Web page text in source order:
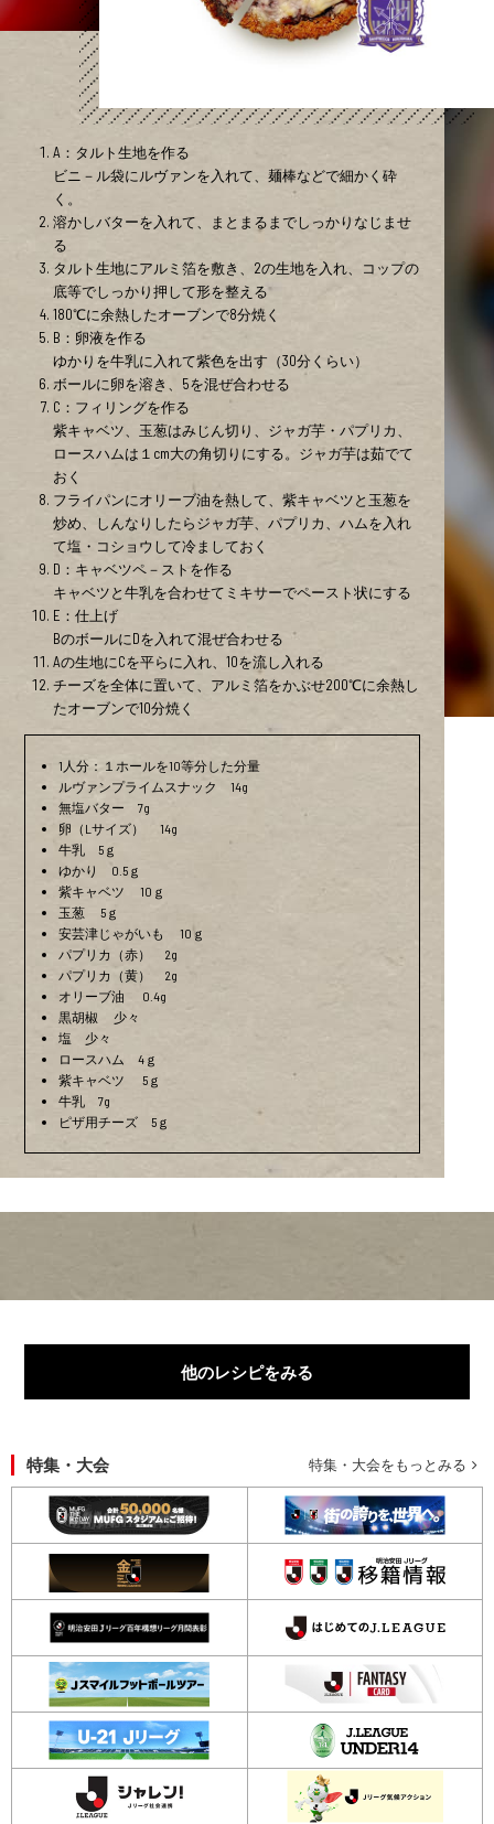
A：タルト生地を作る
ビニ－ル袋にルヴァンを入れて、麺棒などで細かく砕
く。
溶かしバターを入れて、まとまるまでしっかりなじませ
る
タルト生地にアルミ箔を敷き、2の生地を入れ、コップの
底等でしっかり押して形を整える
180℃に余熱したオーブンで8分焼く
B：卵液を作る
ゆかりを牛乳に入れて紫色を出す（30分くらい）
ボールに卵を溶き、5を混ぜ合わせる
C：フィリングを作る
紫キャベツ、玉葱はみじん切り、ジャガ芋・パプリカ、
ロースハムは１cm大の角切りにする。ジャガ芋は茹でて
おく
フライパンにオリーブ油を熱して、紫キャベツと玉葱を
炒め、しんなりしたらジャガ芋、パプリカ、ハムを入れ
て塩・コショウして冷ましておく
D：キャベツペ－ストを作る
キャベツと牛乳を合わせてミキサーでペースト状にする
E：仕上げ
BのボールにDを入れて混ぜ合わせる
Aの生地にCを平らに入れ、10を流し入れる
チーズを全体に置いて、アルミ箔をかぶせ200℃に余熱し
たオーブンで10分焼く
1人分：１ホールを10等分した分量
ルヴァンプライムスナック 14g
無塩バター 7g
卵（Lサイズ） 14g
牛乳 5ｇ
ゆかり 0.5ｇ
紫キャベツ 10ｇ
玉葱 5ｇ
安芸津じゃがいも 10ｇ
パプリカ（赤） 2g
パプリカ（黄） 2g
オリーブ油 0.4g
黒胡椒 少々
塩 少々
ロースハム 4ｇ
紫キャベツ 5ｇ
牛乳 7g
ピザ用チーズ 5ｇ
他のレシピをみる
特集・大会 特集・大会をもっとみる